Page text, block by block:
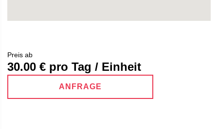
Preis ab
30.00 € pro Tag / Einheit
ANFRAGE